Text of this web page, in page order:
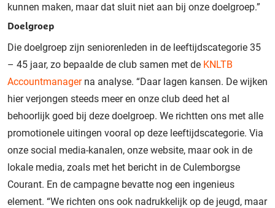
kunnen maken, maar dat sluit niet aan bij onze doelgroep.”
Doelgroep
Die doelgroep zijn seniorenleden in de leeftijdscategorie 35
– 45 jaar, zo bepaalde de club samen met de KNLTB
Accountmanagerna analyse. “Daar lagen kansen. De wijken
hier verjongen steeds meer en onze club deed het al
behoorlijk goed bij deze doelgroep. We richtten ons met alle
promotionele uitingen vooral op deze leeftijdscategorie. Via
onze social media-kanalen, onze website, maar ook in de
lokale media, zoals met het bericht in de Culemborgse
Courant. En de campagne bevatte nog een ingenieus
element. “We richten ons ook nadrukkelijk op de jeugd, maar